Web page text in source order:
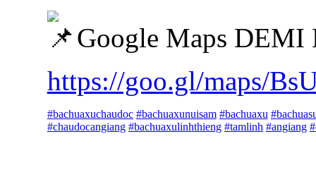
Google Maps DEMI
https://goo.gl/maps/
#bachuaxuchaudoc #bachuaxunuisam #bachuaxu
#chaudocangiang #bachuaxulinhthieng #tamlinh #angiang